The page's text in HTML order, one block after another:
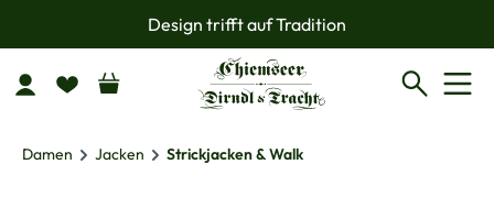
Zum Hauptinhalt springenDesign trifft auf Tradition
Damen Jacken Strickjacken & Walk